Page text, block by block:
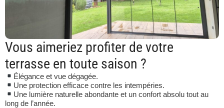
Vous aimeriez profiter de votre
terrasse en toute saison ?
Élégance et vue dégagée.
Une protection efficace contre les intempéries.
Une lumière naturelle abondante et un confort absolu tout au
long de l’année.